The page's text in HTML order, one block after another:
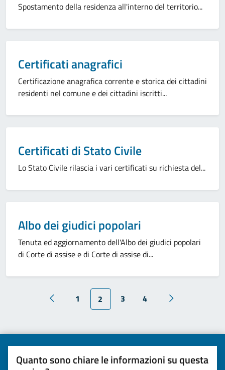
Spostamento della residenza all'interno del territorio...
Categoria:
Certificati anagrafici
Certificazione anagrafica corrente e storica dei cittadini
residenti nel comune e dei cittadini iscritti...
Categoria:
Certificati di Stato Civile
Lo Stato Civile rilascia i vari certificati su richiesta del...
Categoria:
Albo dei giudici popolari
Tenuta ed aggiornamento dell'Albo dei giudici popolari
di Corte di assise e di Corte di assise di...
1 2 3 4
Quanto sono chiare le informazioni su questa